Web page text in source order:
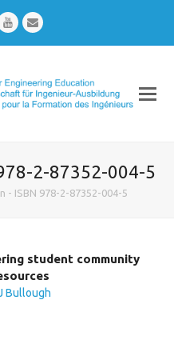
YoutubeEmail
2-87352-004-5
- ISBN 978-2-87352-004-5
student community
Bullough